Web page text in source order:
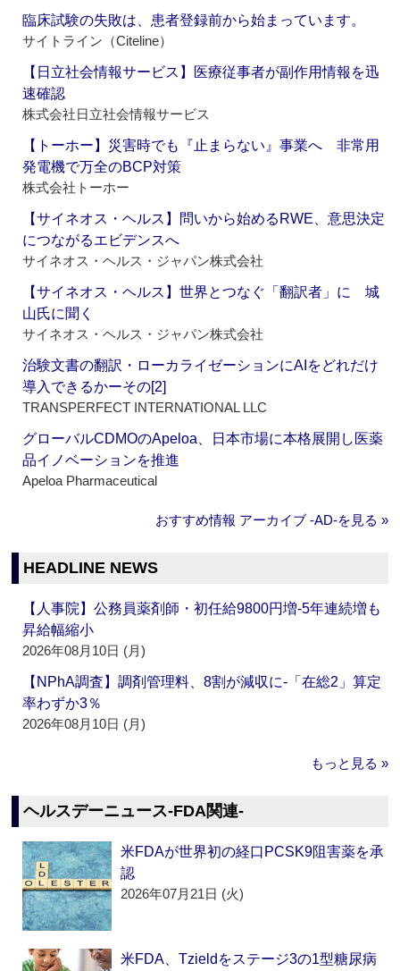
臨床試験の失敗は、患者登録前から始まっています。
サイトライン（Citeline）
【日立社会情報サービス】医療従事者が副作用情報を迅
速確認
株式会社日立社会情報サービス
【トーホー】災害時でも『止まらない』事業へ 非常用
発電機で万全のBCP対策
株式会社トーホー
【サイネオス・ヘルス】問いから始めるRWE、意思決定
につながるエビデンスへ
サイネオス・ヘルス・ジャパン株式会社
【サイネオス・ヘルス】世界とつなぐ「翻訳者」に 城
山氏に聞く
サイネオス・ヘルス・ジャパン株式会社
治験文書の翻訳・ローカライゼーションにAIをどれだけ
導入できるかーその[2]
TRANSPERFECT INTERNATIONAL LLC
グローバルCDMOのApeloa、日本市場に本格展開し医薬
品イノベーションを推進
Apeloa Pharmaceutical
おすすめ情報 アーカイブ ‐AD‐を見る »
HEADLINE NEWS
【人事院】公務員薬剤師・初任給9800円増‐5年連続増も
昇給幅縮小
2026年08月10日 (月)
【NPhA調査】調剤管理料、8割が減収に‐「在総2」算定
率わずか3％
2026年08月10日 (月)
もっと見る »
ヘルスデーニュース‐FDA関連‐
米FDAが世界初の経口PCSK9阻害薬を承
認
2026年07月21日 (火)
米FDA、Tzieldをステージ3の1型糖尿病